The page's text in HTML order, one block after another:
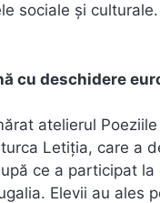
sociale și culturale.
cu deschidere
atelierul Poeziile
Letiția, care a
ce a participat
Elevii au ales